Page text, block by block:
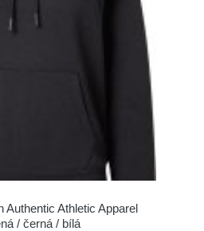
Authentic Athletic Apparel
/ černá / bílá